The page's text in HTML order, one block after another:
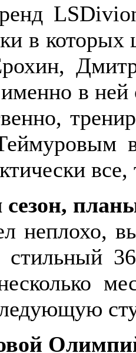
в которых
именно в
неплохо,
стильный